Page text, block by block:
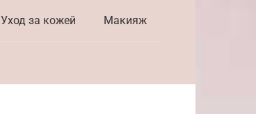
Уход за кожей Макияж